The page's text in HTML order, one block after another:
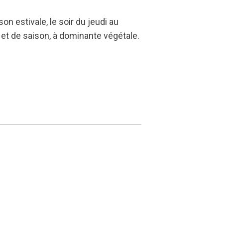
estivale, le soir du jeudi au
de saison, à dominante végétale.